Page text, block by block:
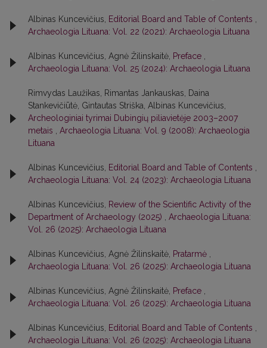
Albinas Kuncevičius, Editorial Board and Table of Contents
Archaeologia Lituana: Vol. 22 (2021): Archaeologia Lituana
Albinas Kuncevičius, Agnė Žilinskaitė, Preface
Archaeologia Lituana: Vol. 25 (2024): Archaeologia Lituana
Rimvydas Laužikas, Rimantas Jankauskas, Daina
Stankevičiūtė, Gintautas Striška, Albinas Kuncevičius,
Archeologiniai tyrimai Dubingių piliavietėje 2003–2007
metais
Archaeologia Lituana: Vol. 9 (2008): Archaeologia
Lituana
Albinas Kuncevičius, Editorial Board and Table of Contents
Archaeologia Lituana: Vol. 24 (2023): Archaeologia Lituana
Albinas Kuncevičius,
Review of the Scientific Activity of the
Department of Archaeology (2025)
Archaeologia Lituana:
Vol. 26 (2025): Archaeologia Lituana
Albinas Kuncevičius, Agnė Žilinskaitė, Pratarmė
Archaeologia Lituana: Vol. 26 (2025): Archaeologia Lituana
Albinas Kuncevičius, Agnė Žilinskaitė, Preface
Archaeologia Lituana: Vol. 26 (2025): Archaeologia Lituana
Albinas Kuncevičius, Editorial Board and Table of Contents
Archaeologia Lituana: Vol. 26 (2025): Archaeologia Lituana